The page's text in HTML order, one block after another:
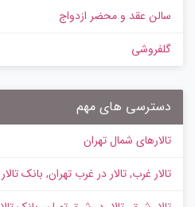
سالن عقد و محضر ازدواج
گلفروشی
دسترسی های مهم
تالارهای شمال تهران
تالار غرب, تالار در غرب تهران, بانک تالار